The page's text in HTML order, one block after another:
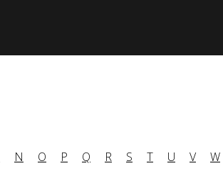
N O P Q R S T U V W